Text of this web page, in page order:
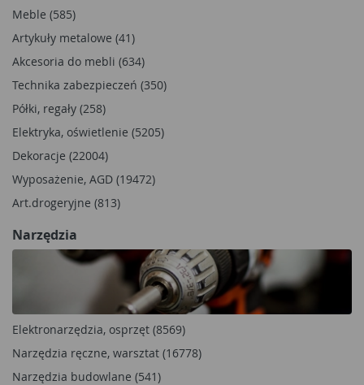
Meble (585)
Artykuły metalowe (41)
Akcesoria do mebli (634)
Technika zabezpieczeń (350)
Półki, regały (258)
Elektryka, oświetlenie (5205)
Dekoracje (22004)
Wyposażenie, AGD (19472)
Art.drogeryjne (813)
Narzędzia
Elektronarzędzia, osprzęt (8569)
Narzędzia ręczne, warsztat (16778)
Narzędzia budowlane (541)